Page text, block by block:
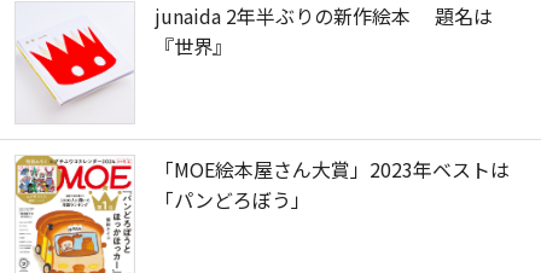
junaida 2年半ぶりの新作絵本 題名は
『世界』
「MOE絵本屋さん大賞」2023年ベストは
「パンどろぼう」